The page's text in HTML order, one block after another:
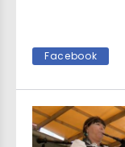
Facebook